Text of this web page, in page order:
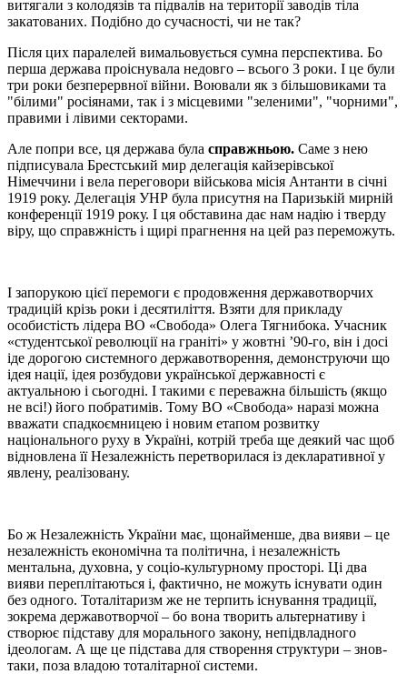
витягали з колодязів та підвалів на території заводів тіла
закатованих. Подібно до сучасності, чи не так?
Після цих паралелей вимальовується сумна перспектива. Бо
перша держава проіснувала недовго – всього 3 роки. І це були
три роки безперервної війни. Воювали як з більшовиками та
"білими" росіянами, так і з місцевими "зеленими", "чорними",
правими і лівими секторами.
Але попри все, ця держава була справжньою. Саме з нею
підписувала Брестський мир делегація кайзерівської
Німеччини і вела переговори військова місія Антанти в січні
1919 року. Делегація УНР була присутня на Паризькій мирній
конференції 1919 року. І ця обставина дає нам надію і тверду
віру, що справжність і щирі прагнення на цей раз переможуть.
І запорукою цієї перемоги є продовження державотворчих
традицій крізь роки і десятиліття. Взяти для прикладу
особистість лідера ВО «Свобода» Олега Тягнибока. Учасник
«студентської революції на граніті» у жовтні ’90-го, він і досі
іде дорогою системного державотворення, демонструючи що
ідея нації, ідея розбудови української державності є
актуальною і сьогодні. І такими є переважна більшість (якщо
не всі!) його побратимів. Тому ВО «Свобода» наразі можна
вважати спадкоємницею і новим етапом розвитку
національного руху в Україні, котрій треба ще деякий час щоб
відновлена її Незалежність перетворилася із декларативної у
явлену, реалізовану.
Бо ж Незалежність України має, щонайменше, два вияви – це
незалежність економічна та політична, і незалежність
ментальна, духовна, у соціо-культурному просторі. Ці два
вияви переплітаються і, фактично, не можуть існувати один
без одного. Тоталітаризм же не терпить існування традиції,
зокрема державотворчої– бо вона творить альтернативу і
створює підставу для морального закону, непідвладного
ідеологам. А ще це підстава для створення структури – знов-
таки, поза владою тоталітарної системи.